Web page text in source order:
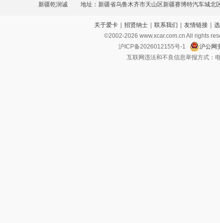
新疆乾润诚 地址：新疆省乌鲁木齐市天山区新疆赛博特汽车城北
关于爱卡 | 招贤纳士 | 联系我们 | 友情链接 |
©2002-2026 www.xcar.com.cn All rights
沪ICP备2026012155号-1
沪公网
互联网违法和不良信息举报方式：